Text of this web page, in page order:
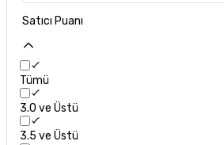
Satıcı Puanı
Tümü
3.0 ve Üstü
3.5 ve Üstü